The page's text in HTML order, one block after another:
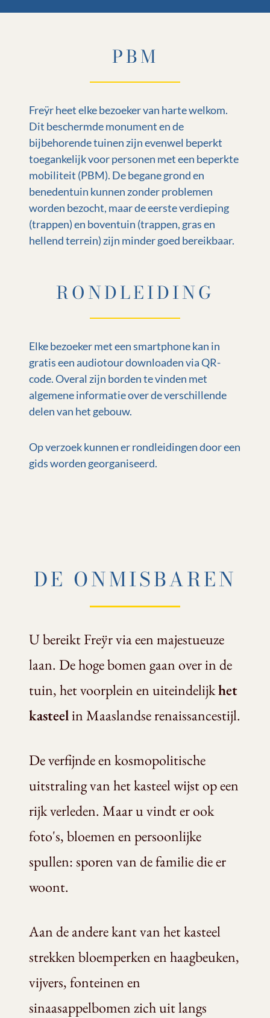
PBM
Freÿr heet elke bezoeker van harte welkom.
Dit beschermde monument en de
bijbehorende tuinen zijn evenwel beperkt
toegankelijk voor personen met een beperkte
mobiliteit (PBM). De begane grond en
benedentuin kunnen zonder problemen
worden bezocht, maar de eerste verdieping
(trappen) en boventuin (trappen, gras en
hellend terrein) zijn minder goed bereikbaar.
RONDLEIDING
Elke bezoeker met een smartphone kan in
gratis een audiotour downloaden via QR-
code. Overal zijn borden te vinden met
algemene informatie over de verschillende
delen van het gebouw.
Op verzoek kunnen er rondleidingen door een
gids worden georganiseerd.
DE ONMISBAREN
U bereikt Freÿr via een majestueuze
laan. De hoge bomen gaan over in de
tuin, het voorplein en uiteindelijkhet
kasteelin Maaslandse renaissancestijl.
De verfijnde en kosmopolitische
uitstraling van het kasteel wijst op een
rijk verleden. Maar u vindt er ook
foto's, bloemen en persoonlijke
spullen: sporen van de familie die er
woont.
Aan de andere kant van het kasteel
strekken bloemperken en haagbeuken,
vijvers, fonteinen en
sinaasappelbomen zich uit langs